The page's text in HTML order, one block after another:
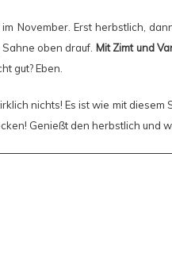
November. Erst herbstlich,
oben drauf. Mit Zimt und
gut? Eben.
nichts! Es ist wie mit diesem
Genießt den herbstlich und